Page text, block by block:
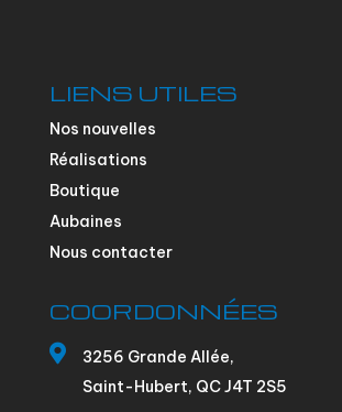
LIENS UTILES
Nos nouvelles
Réalisations
Boutique
Aubaines
Nous contacter
COORDONNÉES

3256 Grande Allée,
Saint-Hubert, QC J4T 2S5